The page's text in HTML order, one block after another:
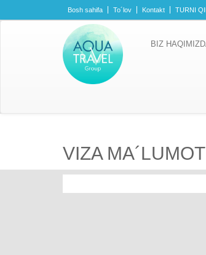
Bosh sahifa To´lov Kontakt TURNI
BIZ
VIZA